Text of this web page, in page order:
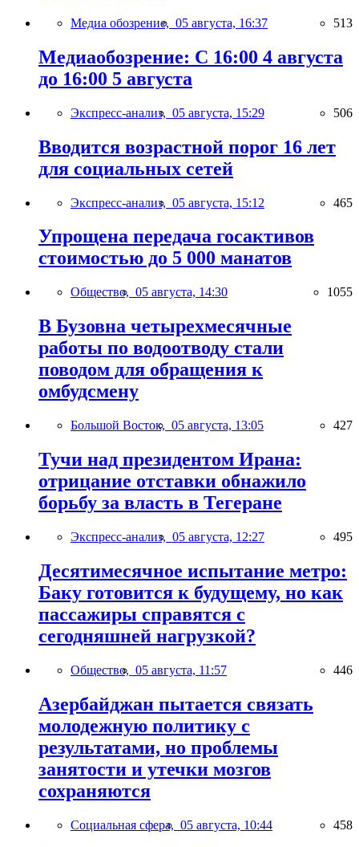
Медиа обозрение, 05 августа, 16:37 513
Медиаобозрение: С 16:00 4 августа
до 16:00 5 августа
Экспресс-анализ, 05 августа, 15:29 506
Вводится возрастной порог 16 лет
для социальных сетей
Экспресс-анализ, 05 августа, 15:12 465
Упрощена передача госактивов
стоимостью до 5 000 манатов
Общество, 05 августа, 14:30 1055
В Бузовна четырехмесячные
работы по водоотводу стали
поводом для обращения к
омбудсмену
Большой Восток, 05 августа, 13:05 427
Тучи над президентом Ирана:
отрицание отставки обнажило
борьбу за власть в Тегеране
Экспресс-анализ, 05 августа, 12:27 495
Десятимесячное испытание метро:
Баку готовится к будущему, но как
пассажиры справятся с
сегодняшней нагрузкой?
Общество, 05 августа, 11:57 446
Азербайджан пытается связать
молодежную политику с
результатами, но проблемы
занятости и утечки мозгов
сохраняются
Социальная сфера, 05 августа, 10:44 458